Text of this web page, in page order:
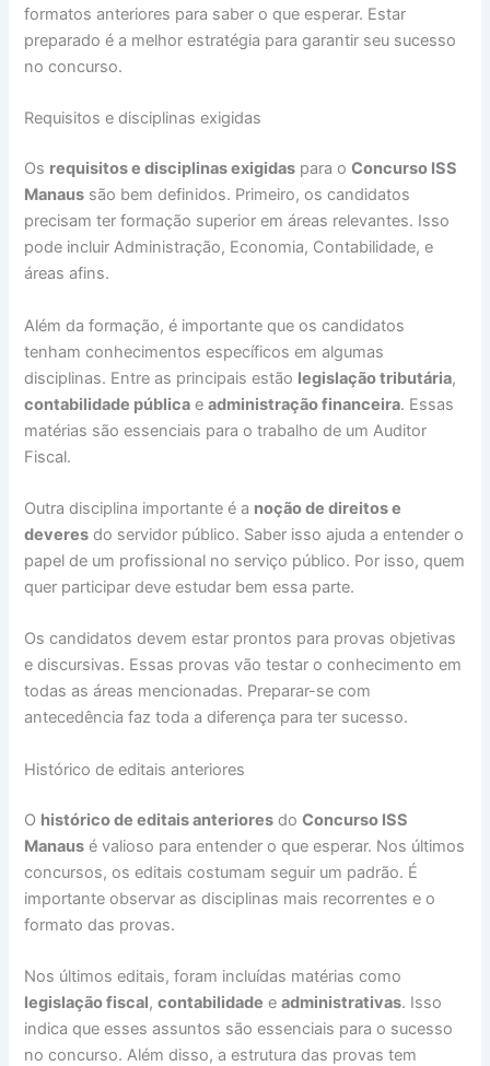
formatos anteriores para saber o que esperar. Estar
preparado é a melhor estratégia para garantir seu sucesso
no concurso.
Requisitos e disciplinas exigidas
Os requisitos e disciplinas exigidas para oConcurso ISS
Manaus são bem definidos. Primeiro, os candidatos
precisam ter formação superior em áreas relevantes. Isso
pode incluir Administração, Economia, Contabilidade, e
áreas afins.
Além da formação, é importante que os candidatos
tenham conhecimentos específicos em algumas
disciplinas. Entre as principais estão legislação tributária,
contabilidade pública eadministração financeira. Essas
matérias são essenciais para o trabalho de um Auditor
Fiscal.
Outra disciplina importante é a noção de direitos e
deveres do servidor público. Saber isso ajuda a entender o
papel de um profissional no serviço público. Por isso, quem
quer participar deve estudar bem essa parte.
Os candidatos devem estar prontos para provas objetivas
e discursivas. Essas provas vão testar o conhecimento em
todas as áreas mencionadas. Preparar-se com
antecedência faz toda a diferença para ter sucesso.
Histórico de editais anteriores
O histórico de editais anteriores doConcurso ISS
Manaus é valioso para entender o que esperar. Nos últimos
concursos, os editais costumam seguir um padrão. É
importante observar as disciplinas mais recorrentes e o
formato das provas.
Nos últimos editais, foram incluídas matérias como
legislação fiscal,contabilidade eadministrativas. Isso
indica que esses assuntos são essenciais para o sucesso
no concurso. Além disso, a estrutura das provas tem